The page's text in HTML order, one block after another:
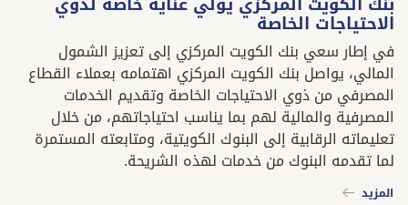
الاحتياجات الخاصة
في إطار سعي بنك الكويت المركزي إلى تعزيز الشمول
المالي، يواصل بنك الكويت المركزي اهتمامه بعملاء القطاع
المصرفي من ذوي الاحتياجات الخاصة وتقديم الخدمات
المصرفية والمالية لهم بما يناسب احتياجاتهم، من خلال
تعليماته الرقابية إلى البنوك الكويتية، ومتابعته المستمرة
لما تقدمه البنوك من خدمات لهذه الشريحة.
المزيد